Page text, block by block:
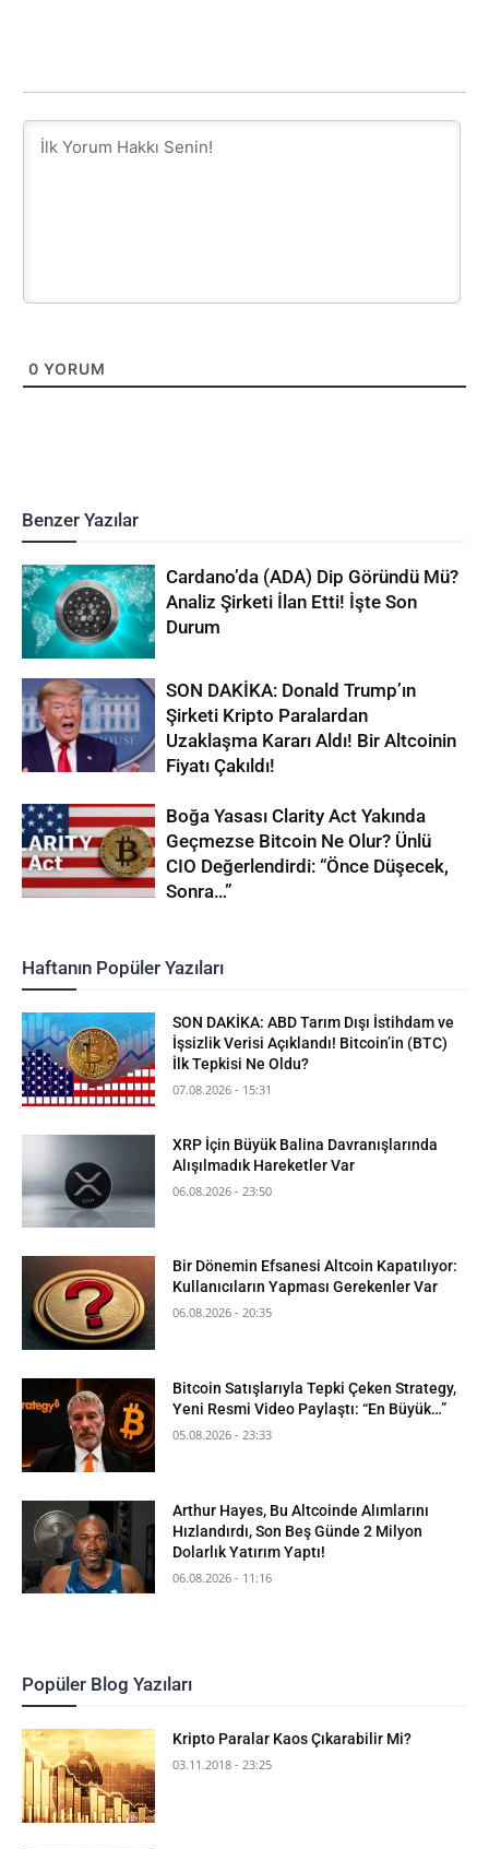
0 YORUM
Benzer Yazılar
Cardano’da (ADA) Dip Göründü Mü?
Analiz Şirketi İlan Etti! İşte Son
Durum
SON DAKİKA: Donald Trump’ın
Şirketi Kripto Paralardan
Uzaklaşma Kararı Aldı! Bir Altcoinin
Fiyatı Çakıldı!
Boğa Yasası Clarity Act Yakında
Geçmezse Bitcoin Ne Olur? Ünlü
CIO Değerlendirdi: “Önce Düşecek,
Sonra…”
Haftanın Popüler Yazıları
SON DAKİKA: ABD Tarım Dışı İstihdam ve
İşsizlik Verisi Açıklandı! Bitcoin’in (BTC)
İlk Tepkisi Ne Oldu?
07.08.2026 - 15:31
XRP İçin Büyük Balina Davranışlarında
Alışılmadık Hareketler Var
06.08.2026 - 23:50
Bir Dönemin Efsanesi Altcoin Kapatılıyor:
Kullanıcıların Yapması Gerekenler Var
06.08.2026 - 20:35
Bitcoin Satışlarıyla Tepki Çeken Strategy,
Yeni Resmi Video Paylaştı: “En Büyük…”
05.08.2026 - 23:33
Arthur Hayes, Bu Altcoinde Alımlarını
Hızlandırdı, Son Beş Günde 2 Milyon
Dolarlık Yatırım Yaptı!
06.08.2026 - 11:16
Popüler Blog Yazıları
Kripto Paralar Kaos Çıkarabilir Mi?
03.11.2018 - 23:25